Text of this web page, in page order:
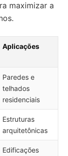
maximizar a
Aplicações
Paredes e
telhados
residenciais
Estruturas
arquitetônicas
Edificações